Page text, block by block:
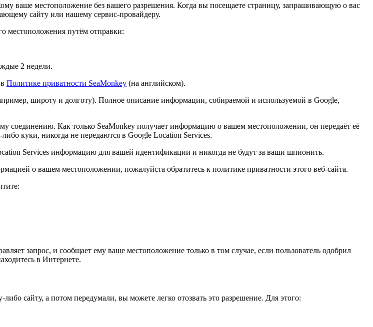
ваше местоположение без вашего разрешения. Когда вы посещаете страницу, запрашивающую о вас
сайту или нашему сервис-провайдеру.
местоположения путём отправки:
2 недели.
Политике приватности SeaMonkey (на английском).
широту и долготу). Полное описание информации, собираемой и используемой в Google,
Как только SeaMonkey получает информацию о вашем местоположении, он передаёт её
куки, никогда не передаются в Google Location Services.
Services информацию для вашей идентификации и никогда не будут за ваши шпионить.
о вашем местоположении, пожалуйста обратитесь к политике приватности этого веб-сайта.
запрос, и сообщает ему ваше местоположение только в том случае, если пользователь одобрил
в Интернете.
сайту, а потом передумали, вы можете легко отозвать это разрешение. Для этого: